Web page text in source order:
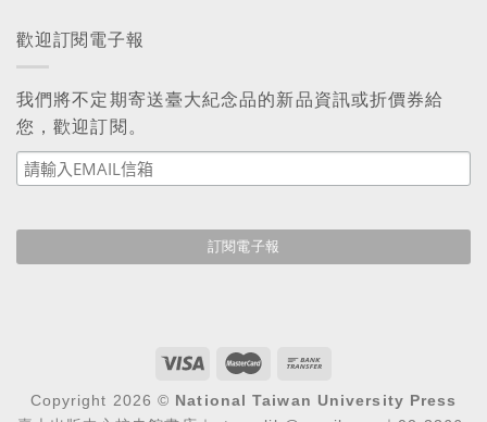
歡迎訂閱電子報
我們將不定期寄送臺大紀念品的新品資訊或折價券給
您，歡迎訂閱。
Copyright 2026 © National Taiwan University Press